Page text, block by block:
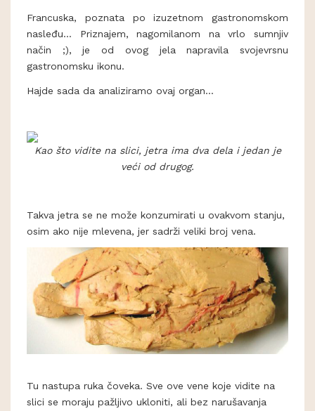
Francuska, poznata po izuzetnom gastronomskom
nasleđu... Priznajem, nagomilanom na vrlo sumnjiv
način ;), je od ovog jela napravila svojevrsnu
gastronomsku ikonu.
Hajde sada da analiziramo ovaj organ...
Kao što vidite na slici, jetra ima dva dela i jedan je
veći od drugog.
Takva jetra se ne može konzumirati u ovakvom stanju,
osim ako nije mlevena, jer sadrži veliki broj vena.
Tu nastupa ruka čoveka. Sve ove vene koje vidite na
slici se moraju pažljivo ukloniti, ali bez narušavanja